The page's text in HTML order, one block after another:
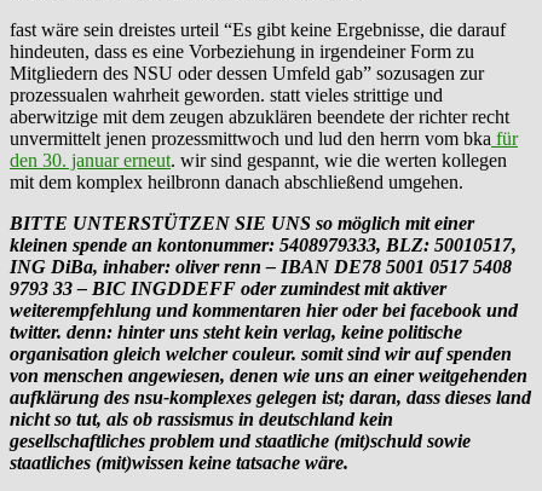
fast wäre sein dreistes urteil “Es gibt keine Ergebnisse, die darauf
hindeuten, dass es eine Vorbeziehung in irgendeiner Form zu
Mitgliedern des NSU oder dessen Umfeld gab” sozusagen zur
prozessualen wahrheit geworden. statt vieles strittige und
aberwitzige mit dem zeugen abzuklären beendete der richter recht
unvermittelt jenen prozessmittwoch und lud den herrn vom bka für
den 30. januar erneut. wir sind gespannt, wie die werten kollegen
mit dem komplex heilbronn danach abschließend umgehen.
BITTE UNTERSTÜTZEN SIE UNS so möglich mit einer
kleinen spende an kontonummer: 5408979333, BLZ: 50010517,
ING DiBa, inhaber: oliver renn – IBAN DE78 5001 0517 5408
9793 33 – BIC INGDDEFF oder zumindest mit aktiver
weiterempfehlung und kommentaren hier oder bei facebook und
twitter. denn: hinter uns steht kein verlag, keine politische
organisation gleich welcher couleur. somit sind wir auf spenden
von menschen angewiesen, denen wie uns an einer weitgehenden
aufklärung des nsu-komplexes gelegen ist; daran, dass dieses land
nicht so tut, als ob rassismus in deutschland kein
gesellschaftliches problem und staatliche (mit)schuld sowie
staatliches (mit)wissen keine tatsache wäre.